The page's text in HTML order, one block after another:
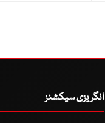
انگریزی سیکشنز